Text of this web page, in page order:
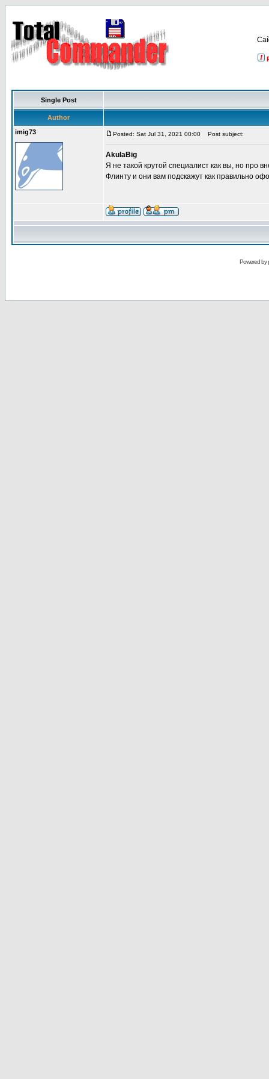
Single Post
Author
imig73
Posted: Sat Jul 31, 2021 00:00 Post subject:
AkulaBig
Я не такой крутой специалист как вы, но про
Флинту и они вам подскажут как правильно
Powered by